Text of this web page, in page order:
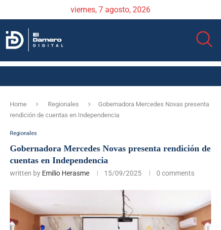
viernes, 7 agosto, 2026
Home Regionales
Gobernadora Mercedes Novas presenta
rendición de cuentas en Independencia
Regionales
Gobernadora Mercedes Novas presenta rendición de
cuentas en Independencia
written by Emilio Herasme 15/09/2025 0 comments